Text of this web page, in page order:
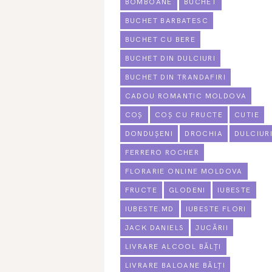
BOMBOANE BUCHET
BUCHET BARBATESC
BUCHET CU BERE
BUCHET DIN DULCIURI
BUCHET DIN TRANDAFIRI
CADOU ROMANTIC MOLDOVA
COȘ COȘ CU FRUCTE CUTIE
DONDUȘENI DROCHIA
FERRERO ROCHER
FLORARIE ONLINE MOLDOVA
FRUCTE GLODENI IUBESTE
IUBESTE.MD IUBESTE FLORI
JACK DANIELS JUCĂRII
LIVRARE ALCOOL BĂLȚI
LIVRARE BALOANE BĂLȚI